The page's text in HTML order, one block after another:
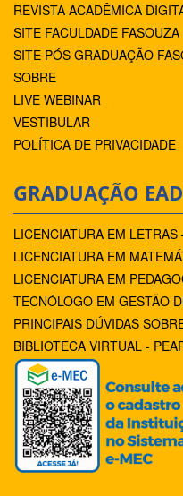
REVISTA ACADÊMICA
SITE FACULDADE FASOUZA
SITE PÓS GRADUAÇÃO
SOBRE
LIVE WEBINAR
VESTIBULAR
POLÍTICA DE PRIVACIDADE
GRADUAÇÃO EAD
LICENCIATURA EM
LICENCIATURA EM
LICENCIATURA EM
TECNÓLOGO EM GESTÃO
PRINCIPAIS DÚVIDAS
BIBLIOTECA VIRTUAL -